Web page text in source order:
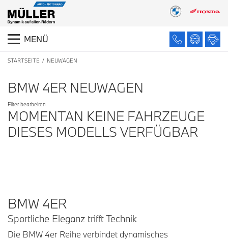
MENÜ
STARTSEITE NEUWAGEN
BMW 4ER NEUWAGEN
Filter bearbeiten
MOMENTAN KEINE FAHRZEUGE
DIESES MODELLS VERFÜGBAR
BMW 4ER
Sportliche Eleganz trifft Technik
Die BMW 4er Reihe verbindet dynamisches